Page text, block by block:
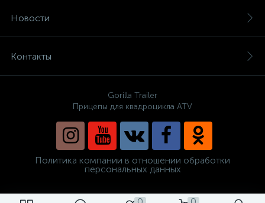
Новости
Контакты
Gorilla Trailer
Прицепы для квадроцикла ATV
Политика компании в отношении обработки
персональных данных